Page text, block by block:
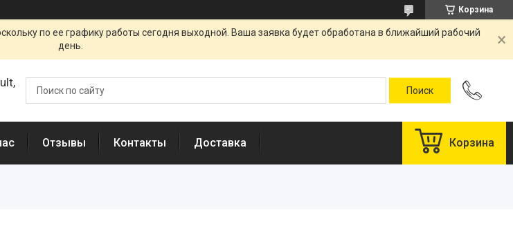
Корзина
по ее графику работы сегодня выходной. Ваша заявка будет обработана в ближайший рабочий
день.
Отзывы Контакты Доставка Корзина